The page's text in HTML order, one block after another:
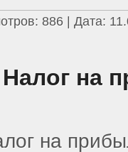
886 | Дата:
на